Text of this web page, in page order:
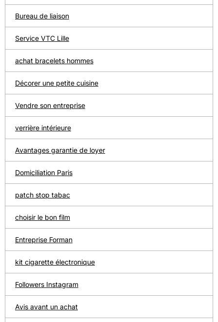
Bureau de liaison
Service VTC Lille
achat bracelets hommes
Décorer une petite cuisine
Vendre son entreprise
verrière intérieure
Avantages garantie de loyer
Domiciliation Paris
patch stop tabac
choisir le bon film
Entreprise Forman
kit cigarette électronique
Followers Instagram
Avis avant un achat